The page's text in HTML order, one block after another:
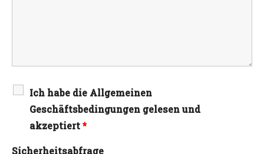
Ich habe die Allgemeinen
Geschäftsbedingungen gelesen und
akzeptiert*
Sicherheitsabfrage